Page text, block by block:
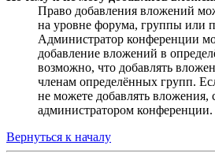
Право добавления вложений
на уровне форума, группы или
Администратор конференции
добавление вложений в
возможно, что добавлять
членам определённых групп.
не можете добавлять вложения,
администратором конференции.
Вернуться к началу